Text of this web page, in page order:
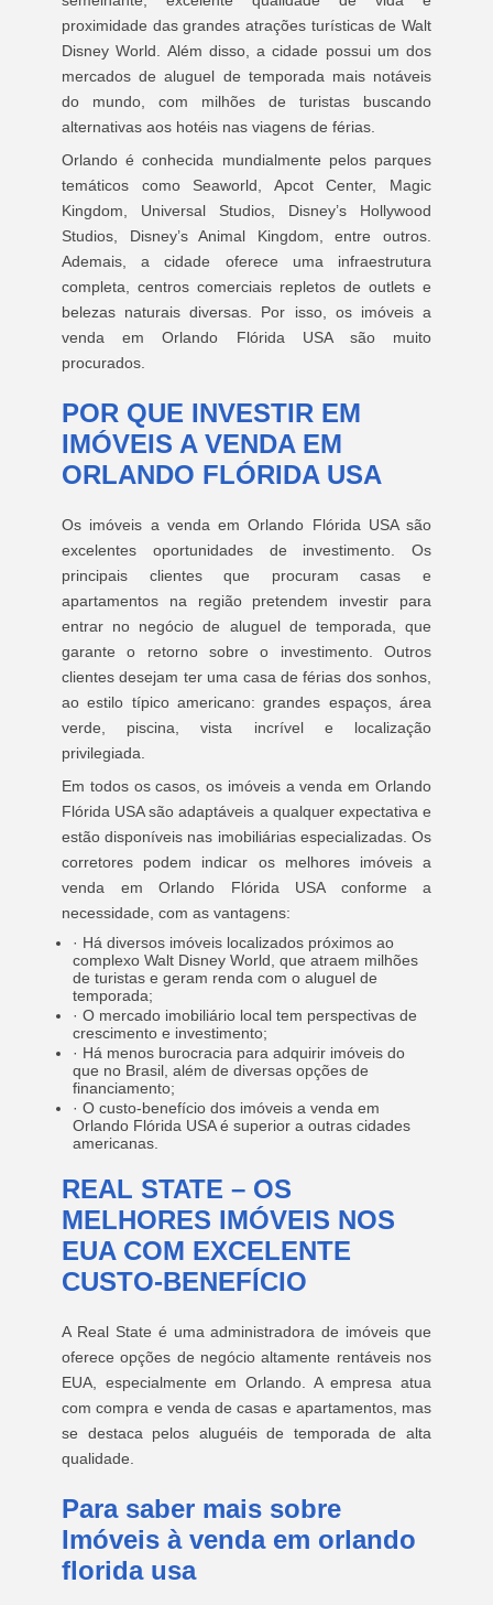
proximidade das grandes atrações turísticas de Walt
Disney World. Além disso, a cidade possui um dos
mercados de aluguel de temporada mais notáveis
do mundo, com milhões de turistas buscando
alternativas aos hotéis nas viagens de férias.
Orlando é conhecida mundialmente pelos parques
temáticos como Seaworld, Apcot Center, Magic
Kingdom, Universal Studios, Disney’s Hollywood
Studios, Disney’s Animal Kingdom, entre outros.
Ademais, a cidade oferece uma infraestrutura
completa, centros comerciais repletos de outlets e
belezas naturais diversas. Por isso, os imóveis a
venda em Orlando Flórida USA são muito
procurados.
POR QUE INVESTIR EM
IMÓVEIS A VENDA EM
ORLANDO FLÓRIDA USA
Os imóveis a venda em Orlando Flórida USA são
excelentes oportunidades de investimento. Os
principais clientes que procuram casas e
apartamentos na região pretendem investir para
entrar no negócio de aluguel de temporada, que
garante o retorno sobre o investimento. Outros
clientes desejam ter uma casa de férias dos sonhos,
ao estilo típico americano: grandes espaços, área
verde, piscina, vista incrível e localização
privilegiada.
Em todos os casos, os imóveis a venda em Orlando
Flórida USA são adaptáveis a qualquer expectativa e
estão disponíveis nas imobiliárias especializadas. Os
corretores podem indicar os melhores imóveis a
venda em Orlando Flórida USA conforme a
necessidade, com as vantagens:
· Há diversos imóveis localizados próximos ao
complexo Walt Disney World, que atraem milhões
de turistas e geram renda com o aluguel de
temporada;
· O mercado imobiliário local tem perspectivas de
crescimento e investimento;
· Há menos burocracia para adquirir imóveis do
que no Brasil, além de diversas opções de
financiamento;
· O custo-benefício dos imóveis a venda em
Orlando Flórida USA é superior a outras cidades
americanas.
REAL STATE – OS
MELHORES IMÓVEIS NOS
EUA COM EXCELENTE
CUSTO-BENEFÍCIO
A Real State é uma administradora de imóveis que
oferece opções de negócio altamente rentáveis nos
EUA, especialmente em Orlando. A empresa atua
com compra e venda de casas e apartamentos, mas
se destaca pelos aluguéis de temporada de alta
qualidade.
Para saber mais sobre
Imóveis à venda em orlando
florida usa